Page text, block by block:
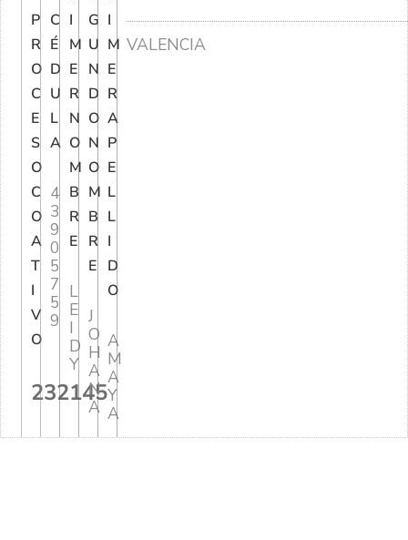
P
R
O
C
E
S
O
C
O
A
T
I
V
O
232145
C
É
D
U
L
A
4
3
9
0
5
7
5
9
I
M
E
R
N
O
M
B
R
E
L
E
I
D
Y
G
U
N
D
O
N
O
M
B
R
E
J
O
H
A
N
A
I
M
E
R
A
P
E
L
L
I
D
O
A
M
A
Y
A
VALENCIA